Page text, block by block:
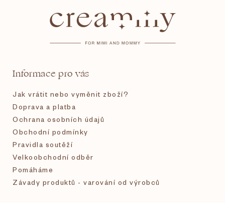
Informace pro vás
Jak vrátit nebo vyměnit zboží?
Doprava a platba
Ochrana osobních údajů
Obchodní podmínky
Pravidla soutěží
Velkoobchodní odběr
Pomáháme
Závady produktů - varování od výrobců